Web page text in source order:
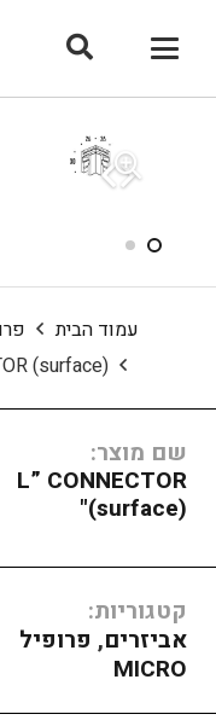
עמוד הבית
(surface)"
שם מוצר:
L” CONNECTOR
(surface)"
קטגוריות:
אביזרים, פרופיל
MICRO